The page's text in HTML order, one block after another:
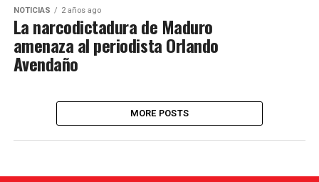
NOTICIAS 2 años ago
La narcodictadura de Maduro
amenaza al periodista Orlando
Avendaño
MORE POSTS